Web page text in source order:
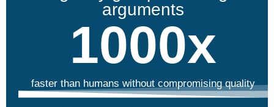
arguments
faster than humans without compromising quality
1000x